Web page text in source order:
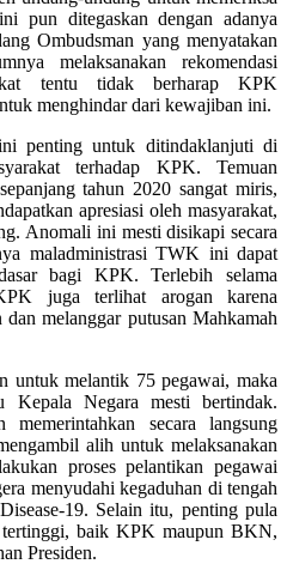
pun ditegaskan dengan adanya
Ombudsman yang menyatakan
melaksanakan rekomendasi
tentu tidak berharap KPK
menghindar dari kewajiban ini.
penting untuk ditindaklanjuti di
terhadap KPK. Temuan
tahun 2020 sangat miris,
apresiasi oleh masyarakat,
Anomali ini mesti disikapi secara
maladministrasi TWK ini dapat
bagi KPK. Terlebih selama
juga terlihat arogan karena
melanggar putusan Mahkamah
untuk melantik 75 pegawai, maka
Kepala Negara mesti bertindak.
secara langsung
alih untuk melaksanakan
proses pelantikan pegawai
menyudahi kegaduhan di tengah
19. Selain itu, penting pula
baik KPK maupun BKN,
Presiden.